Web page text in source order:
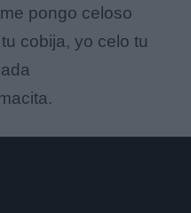
pongo celoso
cobija, yo celo tu